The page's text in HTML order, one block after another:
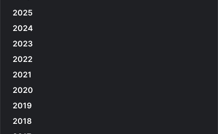
2025
2024
2023
2022
2021
2020
2019
2018